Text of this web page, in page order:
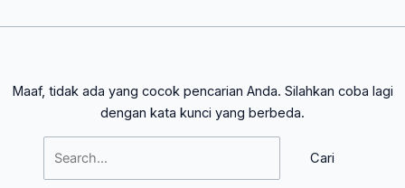
Maaf, tidak ada yang cocok pencarian Anda. Silahkan coba lagi
dengan kata kunci yang berbeda.